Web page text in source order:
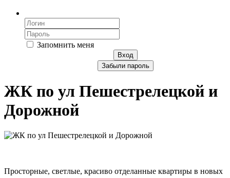
Запомнить меня
Вход
Забыли пароль
ЖК по ул Пешестрелецкой и
Дорожной
Просторные, светлые, красиво отделанные квартиры в новых